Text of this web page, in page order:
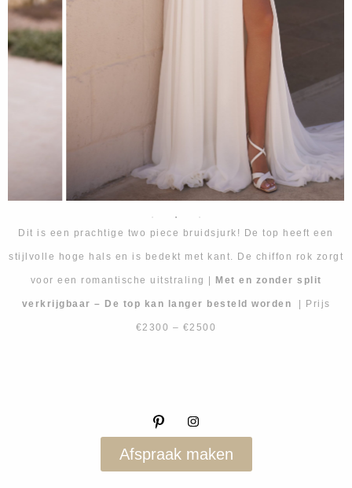
Dit is een prachtige two piece bruidsjurk! De top heeft een
stijlvolle hoge hals en is bedekt met kant. De chiffon rok zorgt
voor een romantische uitstraling | Met en zonder split
verkrijgbaar – De top kan langer besteld worden | Prijs
€2300 – €2500
Afspraak maken